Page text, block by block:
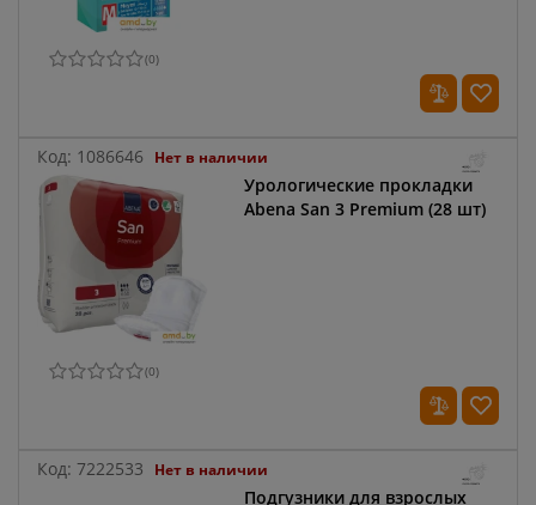
(0)
Код: 1086646 Нет в наличии
Урологические прокладки
Abena San 3 Premium (28 шт)
(0)
Код: 7222533 Нет в наличии
Подгузники для взрослых